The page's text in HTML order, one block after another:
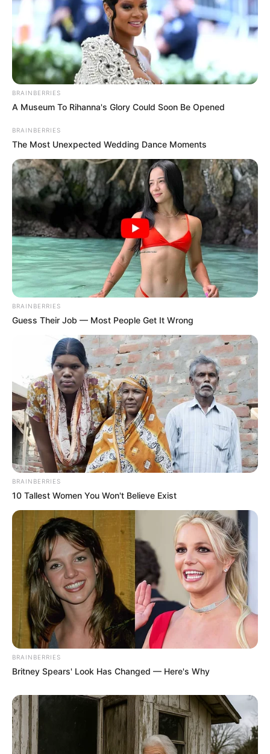
BRAINBERRIES
A Museum To Rihanna's Glory Could Soon Be Opened
BRAINBERRIES
The Most Unexpected Wedding Dance Moments
BRAINBERRIES
Guess Their Job — Most People Get It Wrong
BRAINBERRIES
10 Tallest Women You Won't Believe Exist
BRAINBERRIES
Britney Spears' Look Has Changed — Here's Why